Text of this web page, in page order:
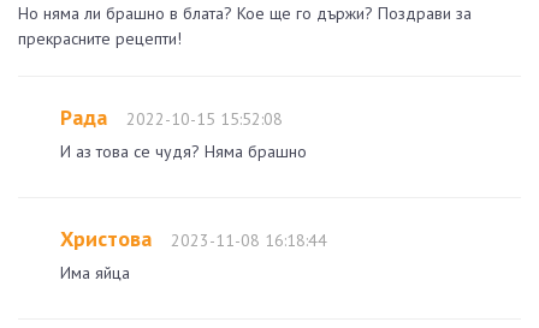
Но няма ли брашно в блата? Кое ще го държи? Поздрави за
прекрасните рецепти!
Рада
2022-10-15 15:52:08
И аз това се чудя? Няма брашно
Христова
2023-11-08 16:18:44
Има яйца